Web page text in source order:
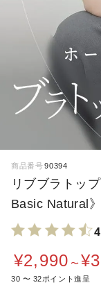
商品番号 90394
リブブラトッ
Basic Natural》
¥2,990 〜 ¥
30 〜 32